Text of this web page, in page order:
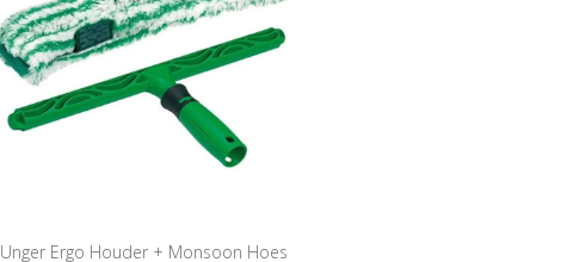
Unger Ergo Houder + Monsoon Hoes